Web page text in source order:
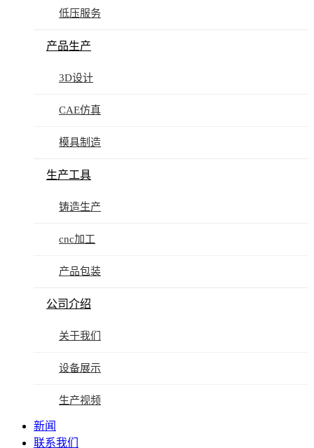
低压服务
产品生产
3D设计
CAE仿真
模具制造
生产工具
铸造生产
cnc加工
产品包装
公司介绍
关于我们
设备展示
生产视频
新闻
联系我们